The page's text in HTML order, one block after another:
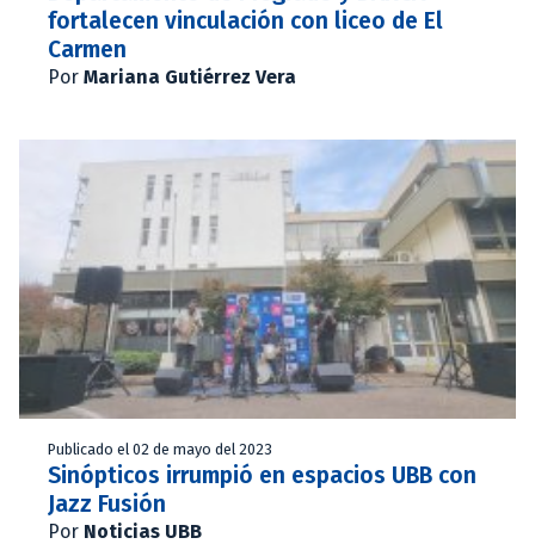
fortalecen vinculación con liceo de El
Carmen
Por Mariana Gutiérrez Vera
Publicado el 02 de mayo del 2023
Sinópticos irrumpió en espacios UBB con
Jazz Fusión
Por Noticias UBB